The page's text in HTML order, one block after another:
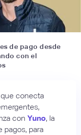
de pago desde
con el
que conecta
con Yuno, la
pagos, para